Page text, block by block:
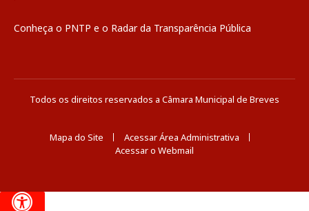
Conheça o PNTP e o Radar da Transparência Pública
Todos os direitos reservados a Câmara Municipal de Breves
Mapa do Site
Acessar Área Administrativa
Acessar o Webmail